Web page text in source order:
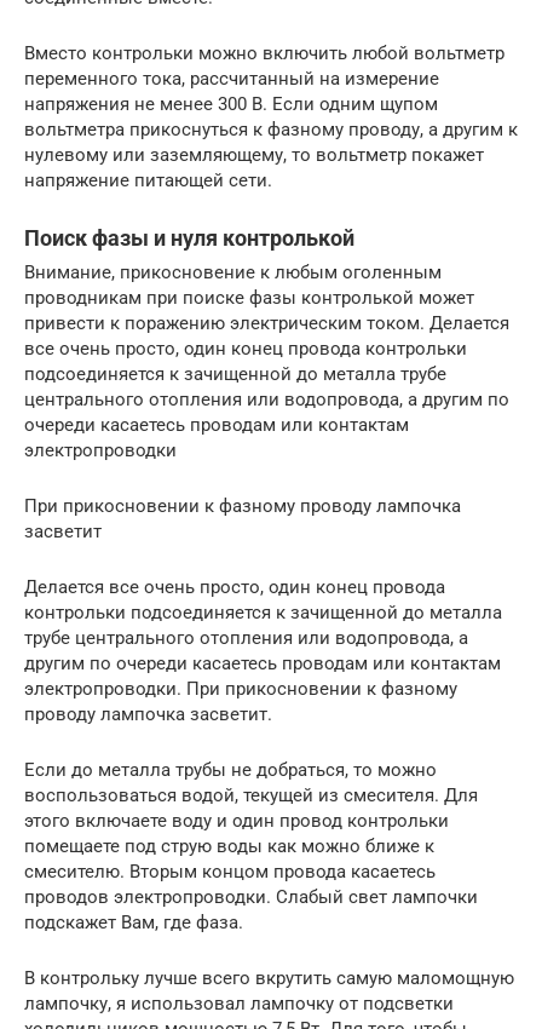
Вместо контрольки можно включить любой вольтметр
переменного тока, рассчитанный на измерение
напряжения не менее 300 В. Если одним щупом
вольтметра прикоснуться к фазному проводу, а другим к
нулевому или заземляющему, то вольтметр покажет
напряжение питающей сети.
Поиск фазы и нуля контролькой
Внимание, прикосновение к любым оголенным
проводникам при поиске фазы контролькой может
привести к поражению электрическим током. Делается
все очень просто, один конец провода контрольки
подсоединяется к зачищенной до металла трубе
центрального отопления или водопровода, а другим по
очереди касаетесь проводам или контактам
электропроводки
При прикосновении к фазному проводу лампочка
засветит
Делается все очень просто, один конец провода
контрольки подсоединяется к зачищенной до металла
трубе центрального отопления или водопровода, а
другим по очереди касаетесь проводам или контактам
электропроводки. При прикосновении к фазному
проводу лампочка засветит.
Если до металла трубы не добраться, то можно
воспользоваться водой, текущей из смесителя. Для
этого включаете воду и один провод контрольки
помещаете под струю воды как можно ближе к
смесителю. Вторым концом провода касаетесь
проводов электропроводки. Слабый свет лампочки
подскажет Вам, где фаза.
В контрольку лучше всего вкрутить самую маломощную
лампочку, я использовал лампочку от подсветки